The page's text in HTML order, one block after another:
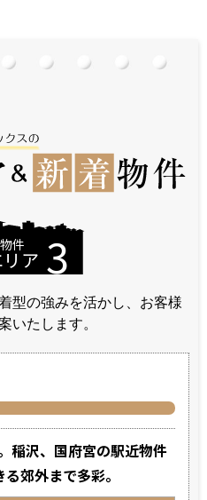
件
ア 3
型の強みを活かし、お客様
いたします。
稲沢、国府宮の駅近物件
郊外まで多彩。